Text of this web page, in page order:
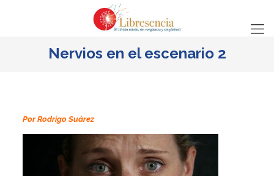
Nervios en el escenario 2
Por Rodrigo Suárez